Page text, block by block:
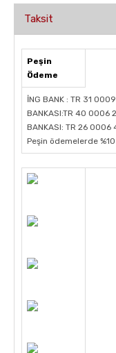
Taksit
Peşin
Ödeme
İNG BANK : TR 31
BANKASI:TR 40 0006
BANKASI: TR 26
Peşin ödemelerde